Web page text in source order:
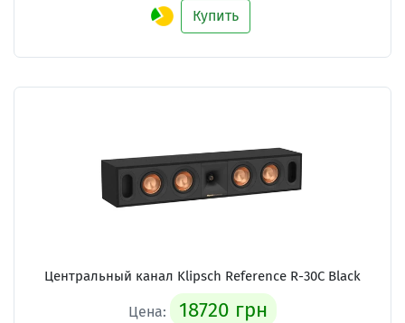
Купить
Центральный канал Klipsch Reference R-30C Black
Цена: 18720 грн